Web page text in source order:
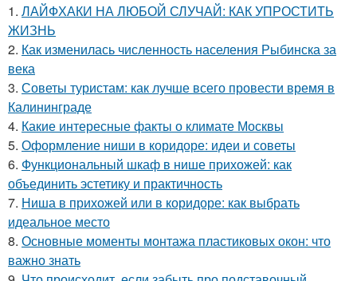
1. ЛАЙФХАКИ НА ЛЮБОЙ СЛУЧАЙ: КАК УПРОСТИТЬ
ЖИЗНЬ
2. Как изменилась численность населения Рыбинска за
века
3. Советы туристам: как лучше всего провести время в
Калининграде
4. Какие интересные факты о климате Москвы
5. Оформление ниши в коридоре: идеи и советы
6. Функциональный шкаф в нише прихожей: как
объединить эстетику и практичность
7. Ниша в прихожей или в коридоре: как выбрать
идеальное место
8. Основные моменты монтажа пластиковых окон: что
важно знать